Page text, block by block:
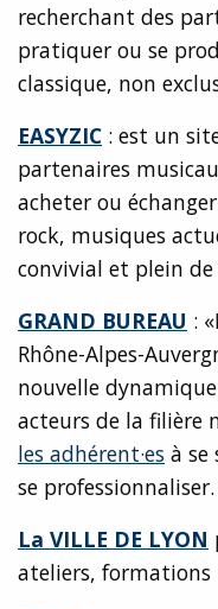
recherchant des
pratiquer ou se
classique, non
EASYZIC : est un
partenaires
acheter ou
rock, musiques
convivial et plein de
GRAND BUREAU :
Rhône-Alpes-
nouvelle
acteurs de la filière
les adhérent·es à
se professionnaliser.
La VILLE DE LYON
ateliers, formations